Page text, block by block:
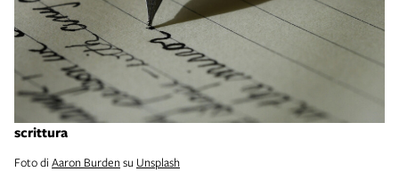
scrittura
Foto di Aaron Burden su Unsplash